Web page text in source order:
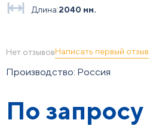
Длина:2040 мм.
Нет отзывовНаписать первый отзыв
Производство: Россия
По запросу